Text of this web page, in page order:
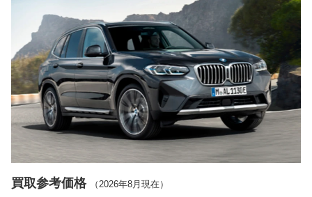
買取参考価格 （ 2026年8月 現在）